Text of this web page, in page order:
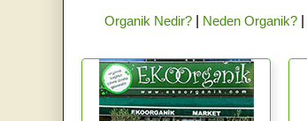
Organik Nedir?| Neden Organik?|